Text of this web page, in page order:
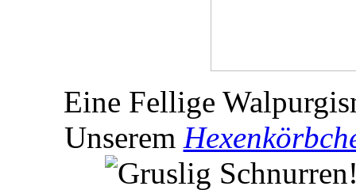
Eine Fellige
Unserem